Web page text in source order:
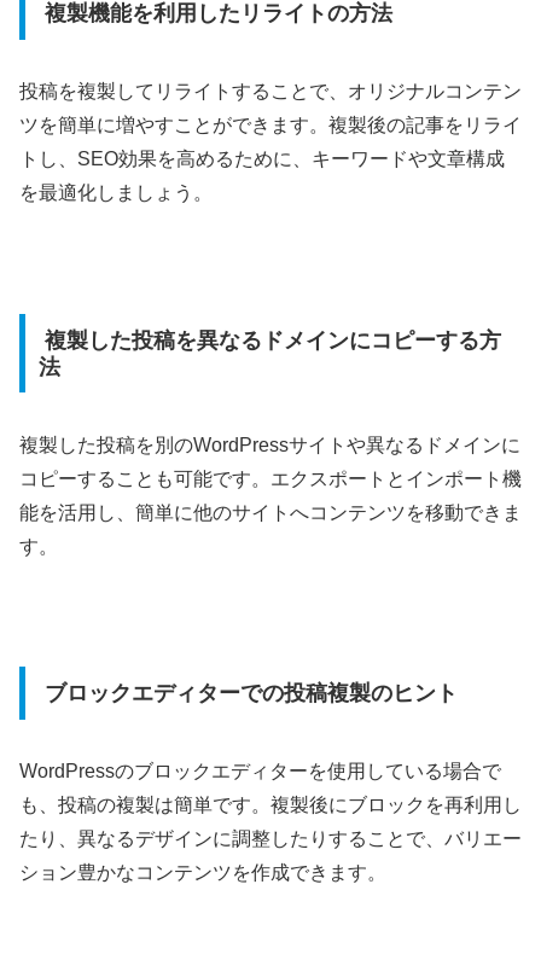
複製機能を利用したリライトの方法
投稿を複製してリライトすることで、オリジナルコンテン
ツを簡単に増やすことができます。複製後の記事をリライ
トし、SEO効果を高めるために、キーワードや文章構成
を最適化しましょう。
複製した投稿を異なるドメインにコピーする方
法
複製した投稿を別のWordPressサイトや異なるドメインに
コピーすることも可能です。エクスポートとインポート機
能を活用し、簡単に他のサイトへコンテンツを移動できま
す。
ブロックエディターでの投稿複製のヒント
WordPressのブロックエディターを使用している場合で
も、投稿の複製は簡単です。複製後にブロックを再利用し
たり、異なるデザインに調整したりすることで、バリエー
ション豊かなコンテンツを作成できます。